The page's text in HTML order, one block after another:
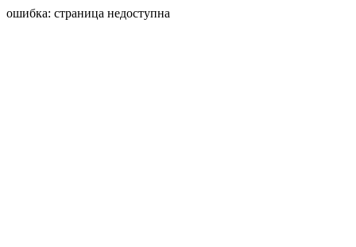
ошибка: страница недоступна